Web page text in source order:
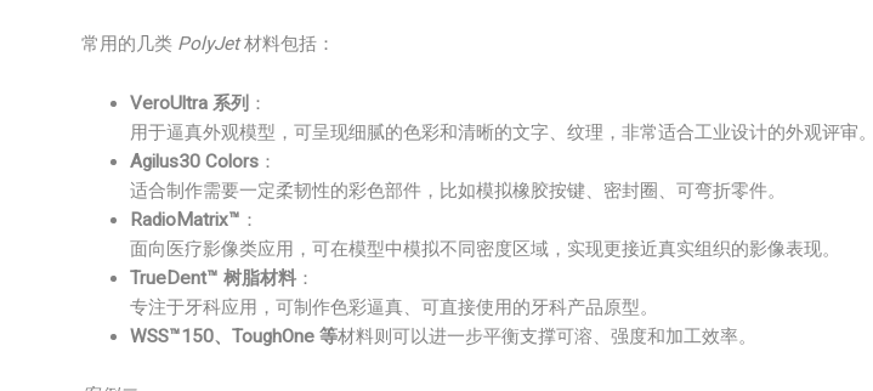
常用的几类 PolyJet材料包括：
VeroUltra 系列 ：
用于逼真外观模型，可呈现细腻的色彩和清晰的文字、纹理，非常适合工业设计的外观评审。
Agilus30 Colors ：
适合制作需要一定柔韧性的彩色部件，比如模拟橡胶按键、密封圈、可弯折零件。
RadioMatrix™ ：
面向医疗影像类应用，可在模型中模拟不同密度区域，实现更接近真实组织的影像表现。
TrueDent™ 树脂材料 ：
专注于牙科应用，可制作色彩逼真、可直接使用的牙科产品原型。
WSS™150、ToughOne 等材料则可以进一步平衡支撑可溶、强度和加工效率。